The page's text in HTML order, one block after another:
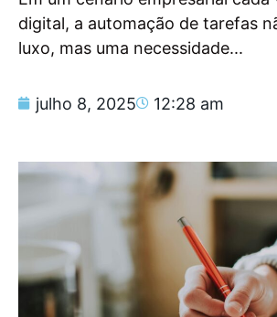
digital, a automação de tarefas
luxo, mas uma necessidade...
julho 8, 2025 12:28 am